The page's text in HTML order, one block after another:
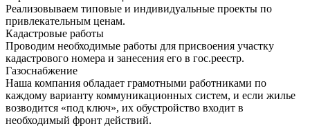
Реализовываем типовые и индивидуальные проекты по
привлекательным ценам.
Кадастровые работы
Проводим необходимые работы для присвоения участку
кадастрового номера и занесения его в гос.реестр.
Газоснабжение
Наша компания обладает грамотными работниками по
каждому варианту коммуникационных систем, и если жилье
возводится «под ключ», их обустройство входит в
необходимый фронт действий.